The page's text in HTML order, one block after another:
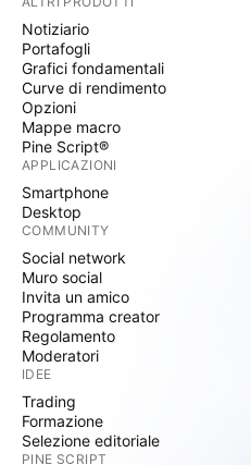
Notiziario
Portafogli
Grafici fondamentali
Curve di rendimento
Opzioni
Mappe macro
Pine Script®
APPLICAZIONI
Smartphone
Desktop
COMMUNITY
Social network
Muro social
Invita un amico
Programma creator
Regolamento
Moderatori
IDEE
Trading
Formazione
Selezione editoriale
PINE SCRIPT